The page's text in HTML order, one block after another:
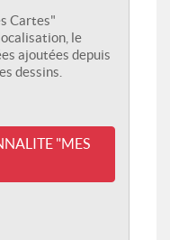
Cartes"
le
ajoutées depuis
dessins.
"MES